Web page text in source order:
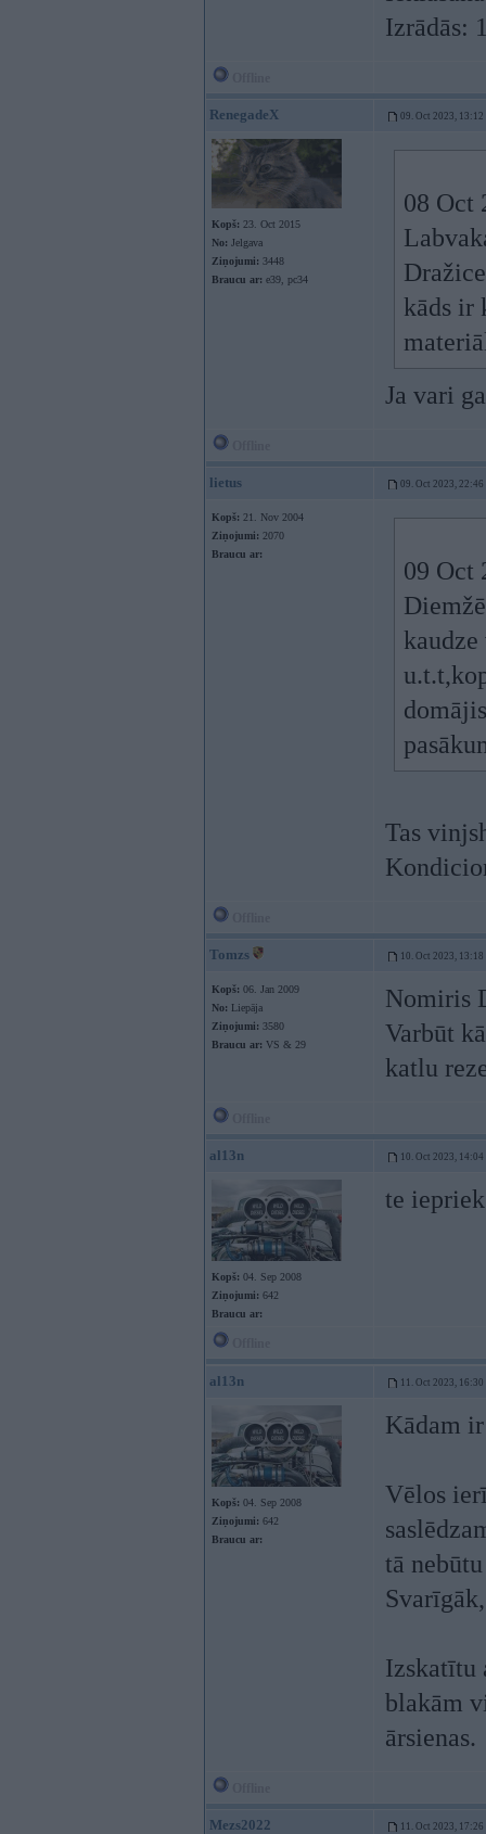
Izrādās:
RenegadeX 09. Oct 2023, 13:12
Kopš: 23. Oct 2015
No: Jelgava
Ziņojumi: 3448
Braucu ar: e39, pc34
08 Oct
kāds ir
Ja vari
lietus 09. Oct 2023, 22:46
Kopš: 21. Nov 2004
Ziņojumi: 2070
Braucu ar:
09 Oct
Tas
Tomzs 10. Oct 2023, 13:18
Kopš: 06. Jan 2009
No: Liepāja
Ziņojumi: 3580
Braucu ar: VS & 29
Nomiris
Varbūt
katlu
al13n 10. Oct 2023, 14:04
Kopš: 04. Sep 2008
Ziņojumi: 642
Braucu ar:
te
al13n 11. Oct 2023, 16:30
Kopš: 04. Sep 2008
Ziņojumi: 642
Braucu ar:
Kādam
Vēlos
tā
Izskatītu
blakām
ārsienas.
Mezs2022 11. Oct 2023, 17:26